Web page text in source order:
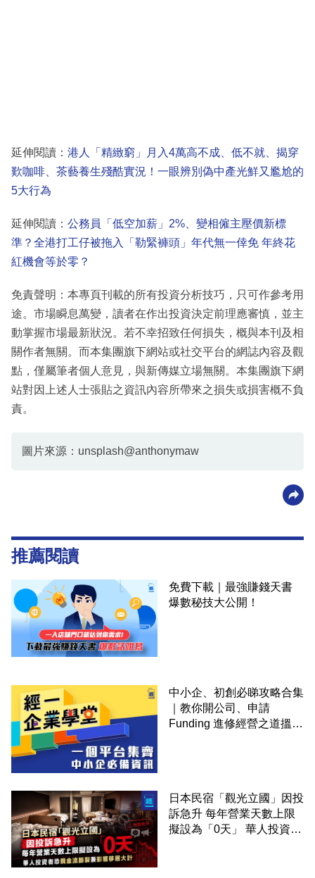
延伸閱讀： 港人「精緻窮」月入4萬高不成、低不就、揭穿
歎咖啡、茶藝養生殘酷實況！一眼辨別偽中產光鮮又尷尬的
5大行為
延伸閱讀： 公務員「低空加薪」2%、變相僱主壓價新標
準？全港打工仔被拖入「勒緊褲頭」年代無一倖免 年終花
紅機會等於零？
免責聲明：本專頁刊載的所有投資分析技巧，只可作參考用
途。市場瞬息萬變，讀者在作出投資決定前理應審慎，並主
動掌握市場最新狀況。若不幸招致任何損失，概與本刊及相
關作者無關。而本集團旗下網站或社交平台的網誌內容及觀
點，僅屬筆者個人意見，與新傳媒立場無關。本集團旗下網
站對因上述人士張貼之資訊內容所帶來之損失或損害概不負
責。
圖片來源：unsplash@anthonymaw
推薦閱讀
免費下載｜最強賺錢天書
爆數秘技大公開！
中小企、初創必睇攻略合集
｜教你開公司、申請
Funding 進修經營之道搵大
日本民宿「觀光立國」因投
訴急升 每年營業天數上限
擬設為「0天」 華人投資者